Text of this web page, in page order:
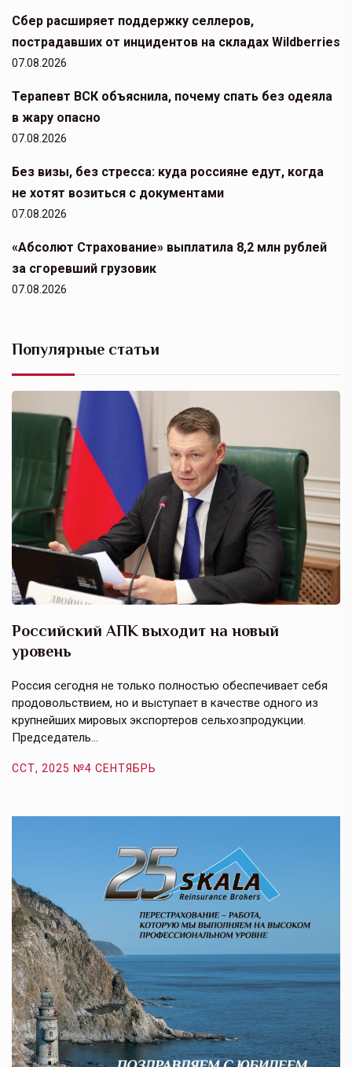
Сбер расширяет поддержку селлеров,
пострадавших от инцидентов на складах Wildberries
07.08.2026
Терапевт ВСК объяснила, почему спать без одеяла
в жару опасно
07.08.2026
Без визы, без стресса: куда россияне едут, когда
не хотят возиться с документами
07.08.2026
«Абсолют Страхование» выплатила 8,2 млн рублей
за сгоревший грузовик
07.08.2026
Популярные статьи
Российский АПК выходит на новый
уровень
Россия сегодня не только полностью обеспечивает себя
продовольствием, но и выступает в качестве одного из
крупнейших мировых экспортеров сельхозпродукции.
Председатель…
ССТ, 2025 №4 СЕНТЯБРЬ